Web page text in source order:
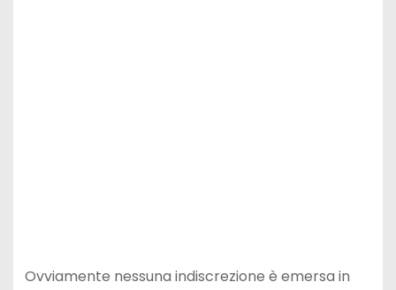
Ovviamente nessuna indiscrezione è emersa in